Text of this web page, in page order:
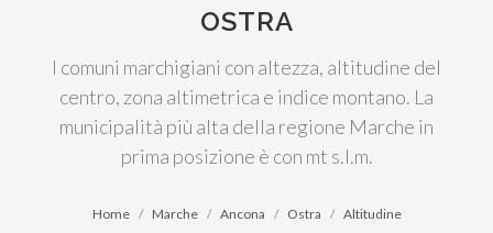
OSTRA
I comuni marchigiani con altezza, altitudine del
centro, zona altimetrica e indice montano. La
municipalità più alta della regione Marche in
prima posizione è con mt s.l.m.
Home Marche Ancona Ostra Altitudine